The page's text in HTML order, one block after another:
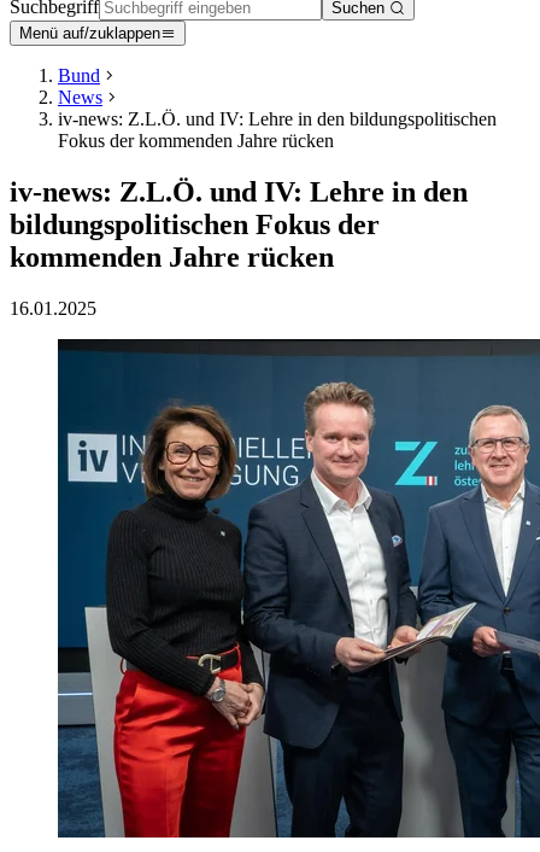
Suchbegriff
Suchen
Menü auf/zuklappen
Bund
News
iv-news: Z.L.Ö. und IV: Lehre in den bildungspolitischen
Fokus der kommenden Jahre rücken
iv-news: Z.L.Ö. und IV: Lehre in den
bildungspolitischen Fokus der
kommenden Jahre rücken
16.01.2025